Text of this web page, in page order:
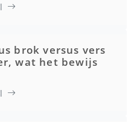
brok versus vers
wat het bewijs